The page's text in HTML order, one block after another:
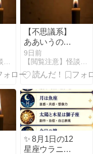
【不思議系】
ああいうのが
出てくると、
今日はもうダ
メなんだよ。
9日前
✨ 8月1日の12
星座ウラニャ